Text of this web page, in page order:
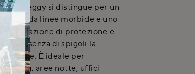
Peggy si distingue per un
da linee morbide e uno
sensazione di protezione e
e l'assenza di spigoli la
È ideale per
living, aree notte, uffici